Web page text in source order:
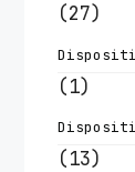
(27)
(1)
(13)